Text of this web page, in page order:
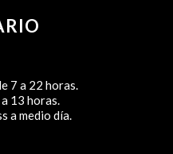
7 a 22 horas.
13 horas.
a medio día.